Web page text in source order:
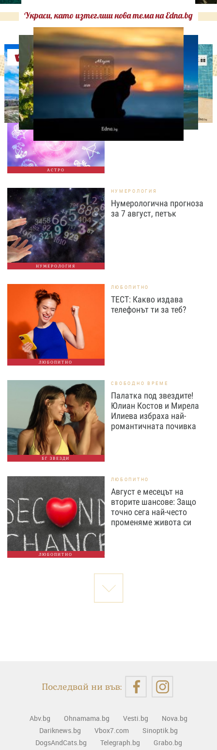
Украси, като изтеглиш нова тема на Edna.bg
Оферти
АСТРО
АСТРОЛОГИЯ
Дневен хороскоп за 7
август, петък
НУМЕРОЛОГИЯ
НУМЕРОЛОГИЯ
Нумерологична прогноза
за 7 август, петък
ЛЮБОПИТНО
ЛЮБОПИТНО
ТЕСТ: Какво издава
телефонът ти за теб?
БГ ЗВЕЗДИ
СВОБОДНО ВРЕМЕ
Палатка под звездите!
Юлиан Костов и Мирела
Илиева избраха най-
романтичната почивка
ЛЮБОПИТНО
ЛЮБОПИТНО
Август е месецът на
вторите шансове: Защо
точно сега най-често
променяме живота си
Последвай ни във:
Abv.bg Ohnamama.bg Vesti.bg
Nova.bg
Dariknews.bg
Vbox7.com
Sinoptik.bg
DogsAndCats.bg
Telegraph.bg
Grabo.bg